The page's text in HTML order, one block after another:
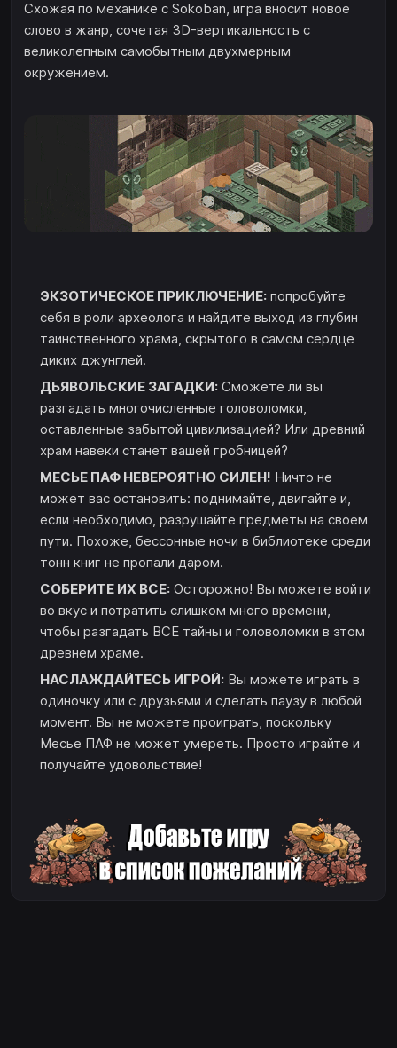
Схожая по механике с Sokoban, игра вносит новое
слово в жанр, сочетая 3D-вертикальность c
великолепным самобытным двухмерным
окружением.
ЭКЗОТИЧЕСКОЕ ПРИКЛЮЧЕНИЕ: попробуйте
себя в роли археолога и найдите выход из глубин
таинственного храма, скрытого в самом сердце
диких джунглей.
ДЬЯВОЛЬСКИЕ ЗАГАДКИ: Сможете ли вы
разгадать многочисленные головоломки,
оставленные забытой цивилизацией? Или древний
храм навеки станет вашей гробницей?
МЕСЬЕ ПАФ НЕВЕРОЯТНО СИЛЕН! Ничто не
может вас остановить: поднимайте, двигайте и,
если необходимо, разрушайте предметы на своем
пути. Похоже, бессонные ночи в библиотеке среди
тонн книг не пропали даром.
СОБЕРИТЕ ИХ ВСЕ: Осторожно! Вы можете войти
во вкус и потратить слишком много времени,
чтобы разгадать ВСЕ тайны и головоломки в этом
древнем храме.
НАСЛАЖДАЙТЕСЬ ИГРОЙ: Вы можете играть в
одиночку или с друзьями и сделать паузу в любой
момент. Вы не можете проиграть, поскольку
Месье ПАФ не может умереть. Просто играйте и
получайте удовольствие!